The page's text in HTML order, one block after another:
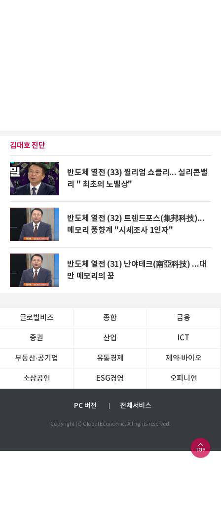
김대호 진단
반도체 열전 (33) 윌리엄 쇼클리... 실리콘밸
리 " 최초의 노벨상"
반도체 열전 (32) 트렌드포스(集邦科技)...
메모리 풍향계 "시세조사 1인자"
반도체 열전 (31) 난야테크(南亞科技) ...대
만 메모리의 꿈
글로벌비즈 종합 금융
증권 산업 ICT
부동산·공기업 유통경제 제약∙바이오
소상공인 ESG경영 오피니언
PC 버전 전체서비스
Copyright (c) Global Economic. All rights reserved.